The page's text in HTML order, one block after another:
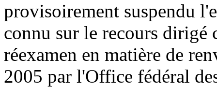
provisoirement suspendu
connu sur le recours dirigé
réexamen en matière de
2005 par l'Office fédéral